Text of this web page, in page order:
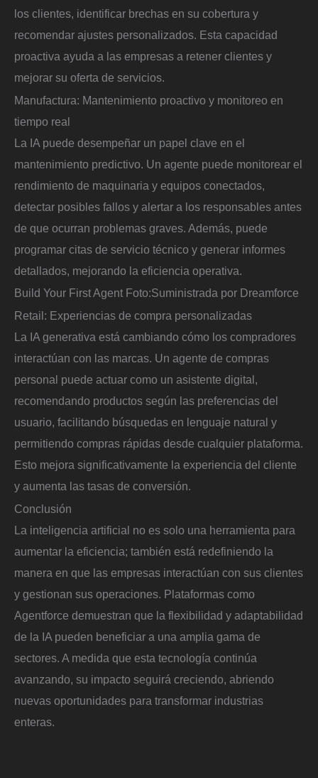
los clientes, identificar brechas en su cobertura y
recomendar ajustes personalizados. Esta capacidad
proactiva ayuda a las empresas a retener clientes y
mejorar su oferta de servicios.
Manufactura: Mantenimiento proactivo y monitoreo en
tiempo real
La IA puede desempeñar un papel clave en el
mantenimiento predictivo. Un agente puede monitorear el
rendimiento de maquinaria y equipos conectados,
detectar posibles fallos y alertar a los responsables antes
de que ocurran problemas graves. Además, puede
programar citas de servicio técnico y generar informes
detallados, mejorando la eficiencia operativa.
Build Your First Agent Foto:Suministrada por Dreamforce
Retail: Experiencias de compra personalizadas
La IA generativa está cambiando cómo los compradores
interactúan con las marcas. Un agente de compras
personal puede actuar como un asistente digital,
recomendando productos según las preferencias del
usuario, facilitando búsquedas en lenguaje natural y
permitiendo compras rápidas desde cualquier plataforma.
Esto mejora significativamente la experiencia del cliente
y aumenta las tasas de conversión.
Conclusión
La inteligencia artificial no es solo una herramienta para
aumentar la eficiencia; también está redefiniendo la
manera en que las empresas interactúan con sus clientes
y gestionan sus operaciones. Plataformas como
Agentforce demuestran que la flexibilidad y adaptabilidad
de la IA pueden beneficiar a una amplia gama de
sectores. A medida que esta tecnología continúa
avanzando, su impacto seguirá creciendo, abriendo
nuevas oportunidades para transformar industrias
enteras.